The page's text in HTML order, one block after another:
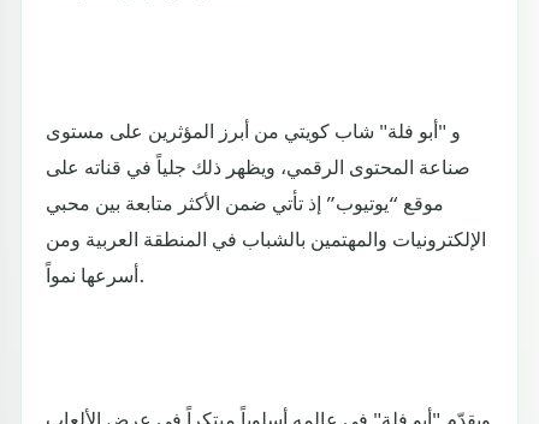
و "أبو فلة" شاب كويتي من أبرز المؤثرين على مستوى
صناعة المحتوى الرقمي، ويظهر ذلك جلياً في قناته على
موقع “يوتيوب” إذ تأتي ضمن الأكثر متابعة بين محبي
الإلكترونيات والمهتمين بالشباب في المنطقة العربية ومن
أسرعها نمواً.
ويقدّم "أبو فلة" في عالمه أسلوباً مبتكراً في عرض الألعاب